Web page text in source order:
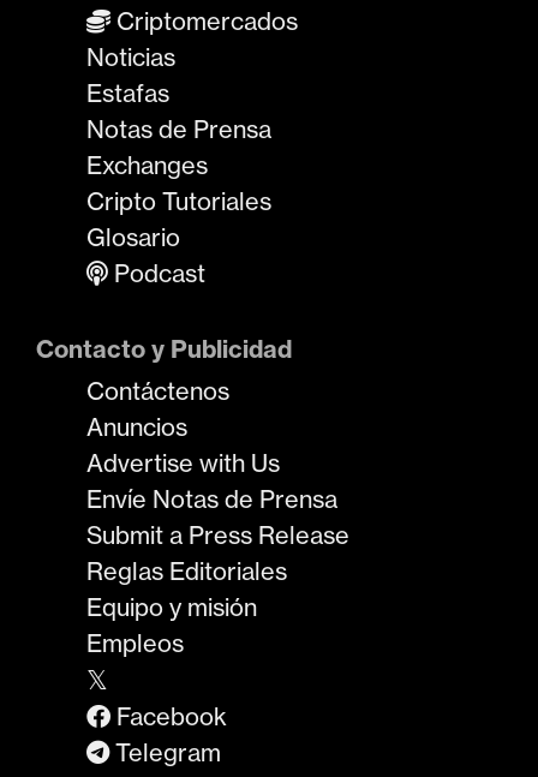
Criptomercados
Noticias
Estafas
Notas de Prensa
Exchanges
Cripto Tutoriales
Glosario
Podcast
Contacto y Publicidad
Contáctenos
Anuncios
Advertise with Us
Envíe Notas de Prensa
Submit a Press Release
Reglas Editoriales
Equipo y misión
Empleos
𝕏
Facebook
Telegram